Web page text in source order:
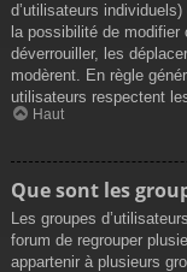
d’utilisateurs
la possibilité de
déverrouiller, les
modèrent. En règle
utilisateurs respectent
Haut
Que sont les
Les groupes
forum de regrouper
appartenir à plusieurs